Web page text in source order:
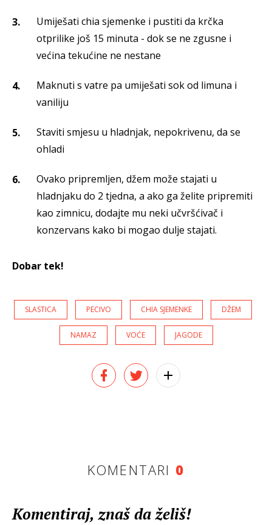
Umiješati chia sjemenke i pustiti da krčka
otprilike još 15 minuta - dok se ne zgusne i
većina tekućine ne nestane
Maknuti s vatre pa umiješati sok od limuna i
vaniliju
Staviti smjesu u hladnjak, nepokrivenu, da se
ohladi
Ovako pripremljen, džem može stajati u
hladnjaku do 2 tjedna, a ako ga želite pripremiti
kao zimnicu, dodajte mu neki učvršćivač i
konzervans kako bi mogao dulje stajati.
Dobar tek!
SLASTICA PECIVO CHIA SJEMENKE DŽEM
NAMAZ VOĆE JAGODE
KOMENTARI 0
Komentiraj, znaš da želiš!